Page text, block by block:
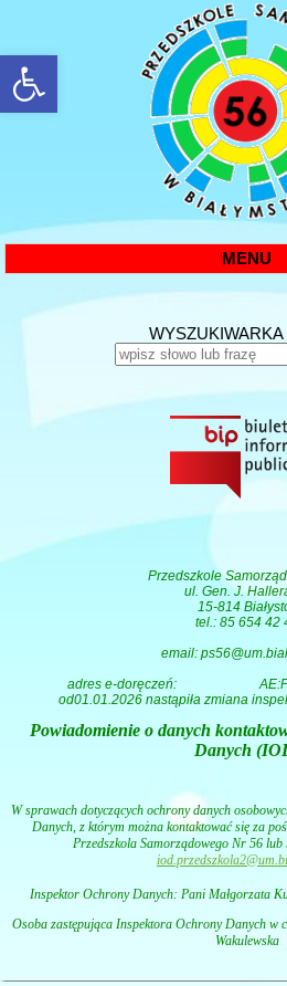
rozwiń/zwiń panel
MENU
WYSZUKIWARKA
Przedszkole
ul. Gen. J.
15-814
tel.: 85 654 42
email:
adres e-doręczeń:AE:PL-
od01.01.2026 nastąpiła zmiana
Powiadomienie o danych
Danych
W sprawach dotyczących ochrony danych
Danych, z którym można kontaktować się za
Przedszkola Samorządowego Nr 56
Inspektor Ochrony Danych: Pani Małgorzata
Osoba zastępująca Inspektora Ochrony Danych w
Wakulewska